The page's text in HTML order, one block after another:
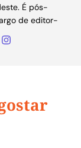
É pós-
de editor-